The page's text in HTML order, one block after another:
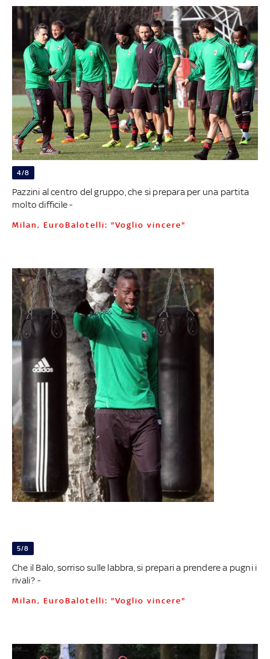
4/8
Pazzini al centro del gruppo, che si prepara per una partita
molto difficile -
Milan, EuroBalotelli: "Voglio vincere"
5/8
Che il Balo, sorriso sulle labbra, si prepari a prendere a pugni i
rivali? -
Milan, EuroBalotelli: "Voglio vincere"